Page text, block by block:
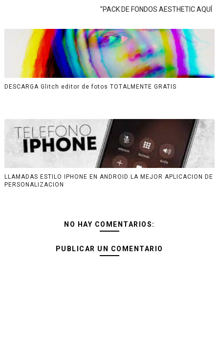
"PACK DE FONDOS AESTHETIC AQUÍ
DESCARGA Glitch editor de fotos TOTALMENTE GRATIS
LLAMADAS ESTILO IPHONE EN ANDROID LA MEJOR APLICACION DE
PERSONALIZACION
NO HAY COMENTARIOS:
PUBLICAR UN COMENTARIO